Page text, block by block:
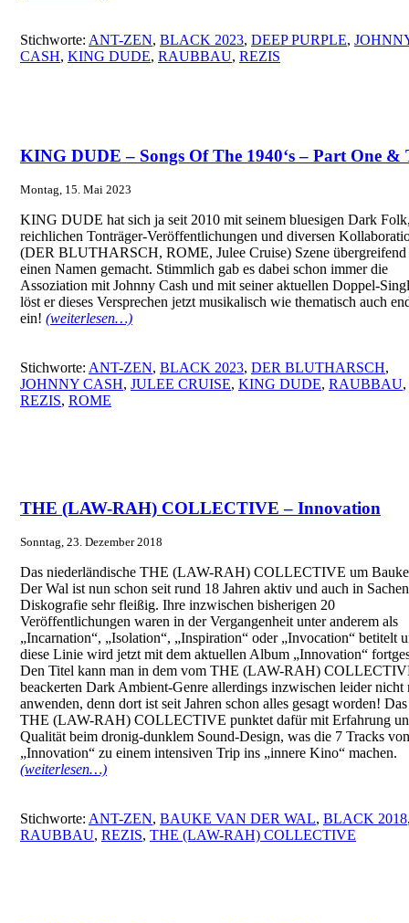
Stichworte: ANT-ZEN, BLACK 2023, DEEP PURPLE,
CASH, KING DUDE, RAUBBAU, REZIS
KING DUDE – Songs Of The 1940‘s – Part One &
Montag, 15. Mai 2023
KING DUDE hat sich ja seit 2010 mit seinem bluesigen Dark
reichlichen Tonträger-Veröffentlichungen und diversen
(DER BLUTHARSCH, ROME, Julee Cruise) Szene übergreifend
einen Namen gemacht. Stimmlich gab es dabei schon immer die
Assoziation mit Johnny Cash und mit seiner aktuellen Doppel-
löst er dieses Versprechen jetzt musikalisch wie thematisch auch
ein! (weiterlesen…)
Stichworte: ANT-ZEN, BLACK 2023, DER BLUTHARSCH,
JOHNNY CASH, JULEE CRUISE, KING DUDE, RAUBBAU,
REZIS, ROME
THE (LAW-RAH) COLLECTIVE – Innovation
Sonntag, 23. Dezember 2018
Das niederländische THE (LAW-RAH) COLLECTIVE um
Der Wal ist nun schon seit rund 18 Jahren aktiv und auch in
Diskografie sehr fleißig. Ihre inzwischen bisherigen 20
Veröffentlichungen waren in der Vergangenheit unter anderem als
„Incarnation“, „Isolation“, „Inspiration“ oder „Invocation“ betitelt
diese Linie wird jetzt mit dem aktuellen Album „Innovation“
Den Titel kann man in dem vom THE (LAW-RAH)
beackerten Dark Ambient-Genre allerdings inzwischen leider nicht
anwenden, denn dort ist seit Jahren schon alles gesagt worden! Das
THE (LAW-RAH) COLLECTIVE punktet dafür mit Erfahrung
Qualität beim dronig-dunklem Sound-Design, was die 7 Tracks von
„Innovation“ zu einem intensiven Trip ins „innere Kino“ machen.
(weiterlesen…)
Stichworte: ANT-ZEN, BAUKE VAN DER WAL, BLACK 2018
RAUBBAU, REZIS, THE (LAW-RAH) COLLECTIVE